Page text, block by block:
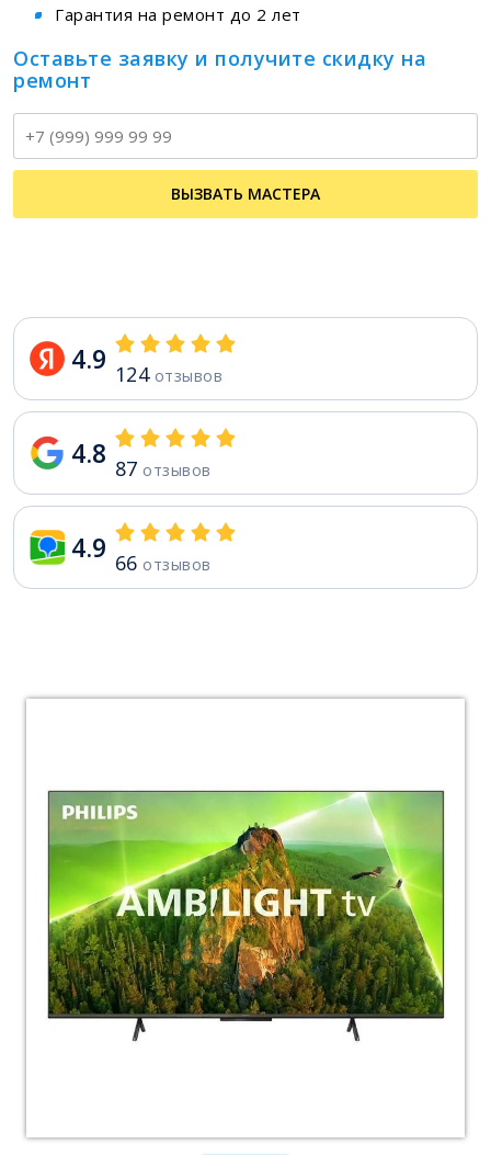
Гарантия на ремонт до 2 лет
Оставьте заявку и получите скидку на
ремонт
ВЫЗВАТЬ МАСТЕРА
4.9 124отзывов
4.8 87 отзывов
4.9 66 отзывов